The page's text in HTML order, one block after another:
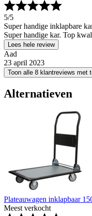
5/5
Super handige inklapbare
Super handige kar. Top
Lees hele review
Aad
23 april 2023
Toon alle 8 klantreviews met
Alternatieven
Plateauwagen inklapbaar
Meest verkocht